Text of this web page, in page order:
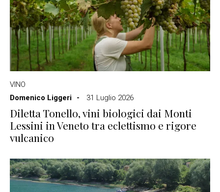
VINO
Domenico Liggeri
31 Luglio 2026
Diletta Tonello, vini biologici dai Monti
Lessini in Veneto tra eclettismo e rigore
vulcanico